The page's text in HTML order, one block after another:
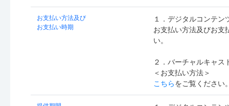
お支払い方法及び
お支払い時期
１．デジタルコンテン
お支払い方法及びお支
い。
２．バーチャルキャス
＜お支払い方法＞
こちらをご覧ください